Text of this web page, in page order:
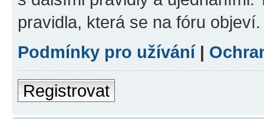
pravidla, která se na fóru objeví.
Podmínky pro užívání|
Registrovat